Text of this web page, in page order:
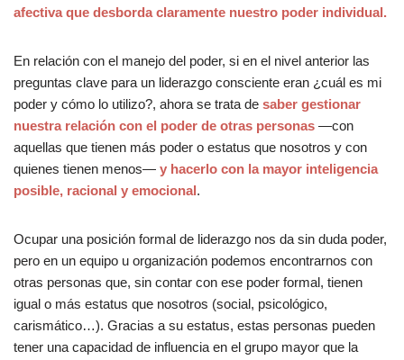
afectiva que desborda claramente nuestro poder individual.
En relación con el manejo del poder, si en el nivel anterior las
preguntas clave para un liderazgo consciente eran ¿cuál es mi
poder y cómo lo utilizo?, ahora se trata de saber gestionar
nuestra relación con el poder de otras personas —con
aquellas que tienen más poder o estatus que nosotros y con
quienes tienen menos— y hacerlo con la mayor inteligencia
posible, racional y emocional.
Ocupar una posición formal de liderazgo nos da sin duda poder,
pero en un equipo u organización podemos encontrarnos con
otras personas que, sin contar con ese poder formal, tienen
igual o más estatus que nosotros (social, psicológico,
carismático…). Gracias a su estatus, estas personas pueden
tener una capacidad de influencia en el grupo mayor que la